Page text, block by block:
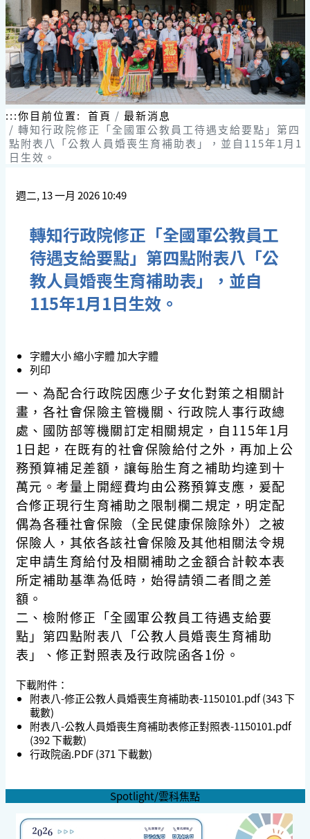
跳
到
主
要
內
容
區
塊
:::你目前位置: 首頁
最新消息
轉知行政院修正「全國軍公教員工待遇支給要點」第四
點附表八「公教人員婚喪生育補助表」，並自115年1月1
日生效。
週二, 13 一月 2026 10:49
轉知行政院修正「全國軍公教員工
待遇支給要點」第四點附表八「公
教人員婚喪生育補助表」，並自
115年1月1日生效。
字體大小縮小字體加大字體
列印
一、為配合行政院因應少子女化對策之相關計
畫，各社會保險主管機關、行政院人事行政總
處、國防部等機關訂定相關規定，自115年1月
1日起，在既有的社會保險給付之外，再加上公
務預算補足差額，讓每胎生育之補助均達到十
萬元。考量上開經費均由公務預算支應，爰配
合修正現行生育補助之限制欄二規定，明定配
偶為各種社會保險（全民健康保險除外）之被
保險人，其依各該社會保險及其他相關法令規
定申請生育給付及相關補助之金額合計較本表
所定補助基準為低時，始得請領二者間之差
額。
二、檢附修正「全國軍公教員工待遇支給要
點」第四點附表八「公教人員婚喪生育補助
表」
、修正對照表及行政院函各1份。
下載附件：
附表八-修正公教人員婚喪生育補助表-1150101.pdf (343 下
載數)
附表八-公教人員婚喪生育補助表修正對照表-1150101.pdf
(392 下載數)
行政院函.PDF (371 下載數)
Spotlight/雲科焦點